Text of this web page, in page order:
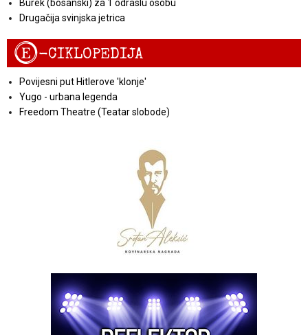
Burek (bosanski) za 1 odraslu osobu
Drugačija svinjska jetrica
E-CIKLOPEDIJA
Povijesni put Hitlerove 'klonje'
Yugo - urbana legenda
Freedom Theatre (Teatar slobode)